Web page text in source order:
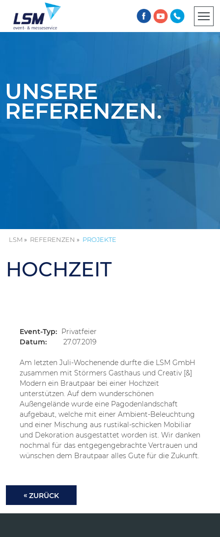
LSM REFERENZEN PROJEKTE
UNSERE
REFERENZEN.
HOCHZEIT
Event-Typ: Privatfeier
Datum:
27.07.2019
Am letzten Juli-Wochenende durfte die LSM GmbH
zusammen mit Störmers Gasthaus und Creativ [&]
Modern ein Brautpaar bei einer Hochzeit
unterstützen. Auf dem wunderschönen
Außengelände wurde eine Pagodenlandschaft
aufgebaut, welche mit einer Ambient-Beleuchtung
und einer Mischung aus rustikal-schicken Mobiliar
und Dekoration ausgestattet worden ist. Wir danken
nochmal für das entgegengebrachte Vertrauen und
wünschen dem Brautpaar alles Gute für die Zukunft.
ZURÜCK